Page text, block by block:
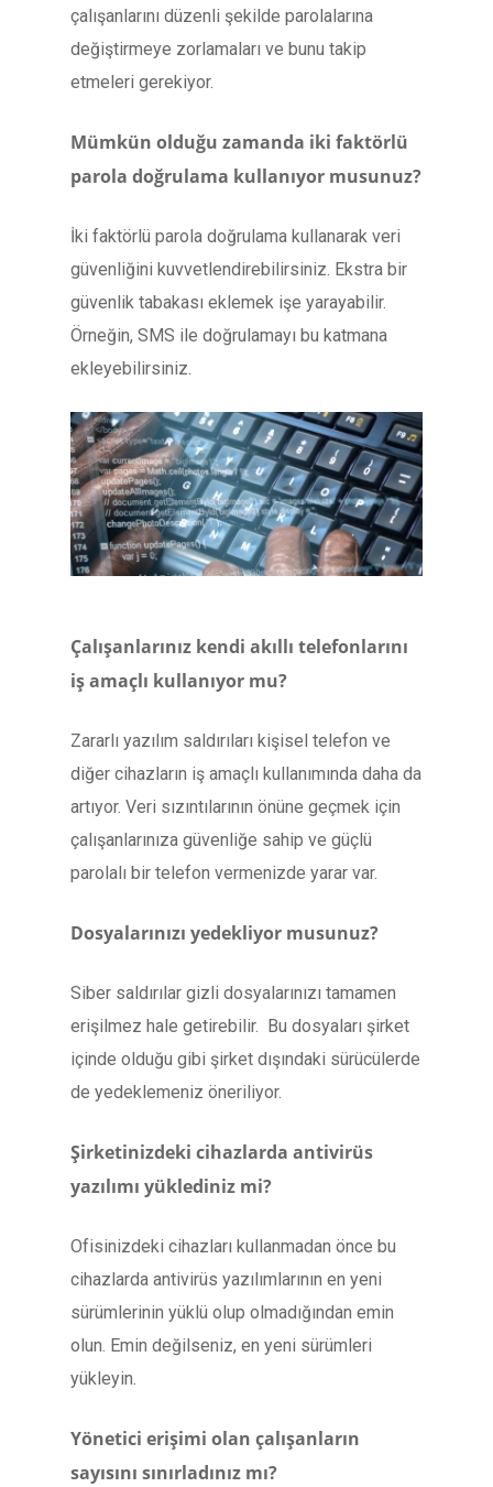
çalışanlarını düzenli şekilde parolalarına
değiştirmeye zorlamaları ve bunu takip
etmeleri gerekiyor.
Mümkün olduğu zamanda iki faktörlü
parola doğrulama kullanıyor musunuz?
İki faktörlü parola doğrulama kullanarak veri
güvenliğini kuvvetlendirebilirsiniz. Ekstra bir
güvenlik tabakası eklemek işe yarayabilir.
Örneğin, SMS ile doğrulamayı bu katmana
ekleyebilirsiniz.
Çalışanlarınız kendi akıllı telefonlarını
iş amaçlı kullanıyor mu?
Zararlı yazılım saldırıları kişisel telefon ve
diğer cihazların iş amaçlı kullanımında daha da
artıyor. Veri sızıntılarının önüne geçmek için
çalışanlarınıza güvenliğe sahip ve güçlü
parolalı bir telefon vermenizde yarar var.
Dosyalarınızı yedekliyor musunuz?
Siber saldırılar gizli dosyalarınızı tamamen
erişilmez hale getirebilir. Bu dosyaları şirket
içinde olduğu gibi şirket dışındaki sürücülerde
de yedeklemeniz öneriliyor.
Şirketinizdeki cihazlarda antivirüs
yazılımı yüklediniz mi?
Ofisinizdeki cihazları kullanmadan önce bu
cihazlarda antivirüs yazılımlarının en yeni
sürümlerinin yüklü olup olmadığından emin
olun. Emin değilseniz, en yeni sürümleri
yükleyin.
Yönetici erişimi olan çalışanların
sayısını sınırladınız mı?